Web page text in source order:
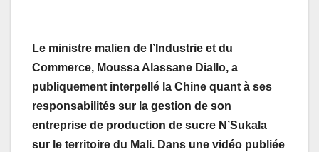
Le ministre malien de l’Industrie et du
Commerce, Moussa Alassane Diallo, a
publiquement interpellé la Chine quant à ses
responsabilités sur la gestion de son
entreprise de production de sucre N’Sukala
sur le territoire du Mali. Dans une vidéo publiée